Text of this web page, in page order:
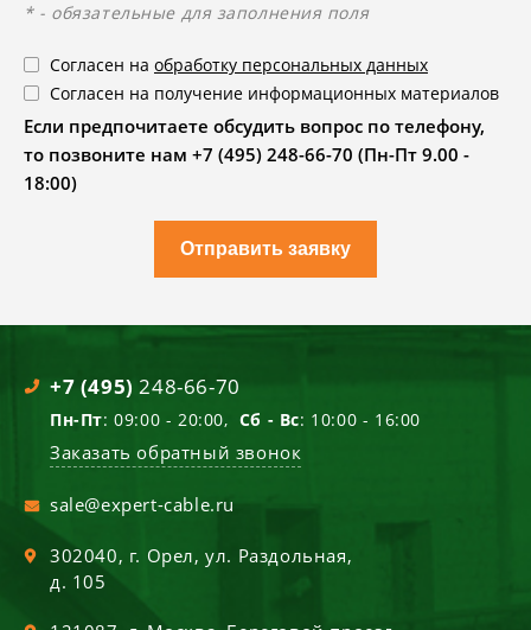
* - обязательные для заполнения поля
Согласен на обработку персональных данных
Согласен на получение информационных материалов
Если предпочитаете обсудить вопрос по телефону,
то позвоните нам +7 (495) 248-66-70 (Пн-Пт 9.00 -
18:00)
Отправить заявку
+7 (495) 248-66-70
Пн-Пт: 09:00 - 20:00, Сб - Вс: 10:00 - 16:00
Заказать обратный звонок
sale@expert-cable.ru
302040, г. Орел,ул. Раздольная,
д. 105